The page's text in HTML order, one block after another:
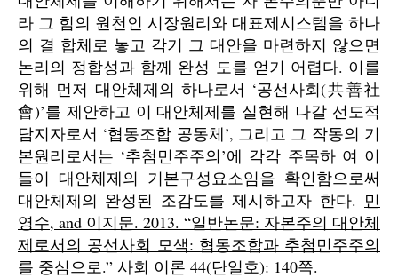
라 그 힘의 원천인 시장원리와 대표제시스템을 하나
의 결 합체로 놓고 각기 그 대안을 마련하지 않으면
논리의 정합성과 함께 완성 도를 얻기 어렵다. 이를
위해 먼저 대안체제의 하나로서 ‘공선사회(共善社
會)’를 제안하고 이 대안체제를 실현해 나갈 선도적
담지자로서 ‘협동조합 공동체’, 그리고 그 작동의 기
본원리로서는 ‘추첨민주주의’에 각각 주목하 여 이
들이 대안체제의 기본구성요소임을 확인함으로써
대안체제의 완성된 조감도를 제시하고자 한다. 민
영수, and 이지문. 2013. “일반논문: 자본주의 대안체
제로서의 공선사회 모색: 협동조합과 추첨민주주의
를 중심으로.” 사회 이론 44(단일호): 140쪽.